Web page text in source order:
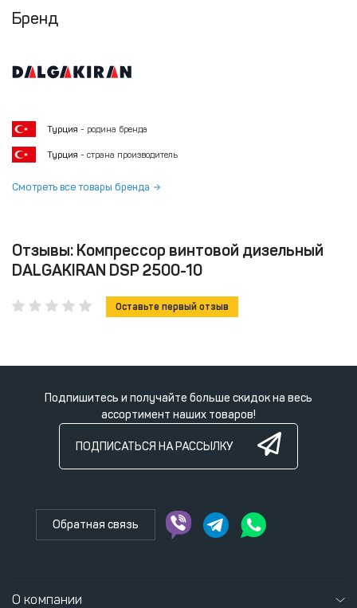
Бренд
Турция - родина бренда
Турция - страна производитель
Смотреть все товары бренда
Отзывы: Компрессор винтовой дизельный
DALGAKIRAN DSP 2500-10
Оставьте первый отзыв
Подпишитесь и получайте больше скидок на весь
ассортимент наших товаров!
ПОДПИСАТЬСЯ НА РАССЫЛКУ
Обратная связь
О компании